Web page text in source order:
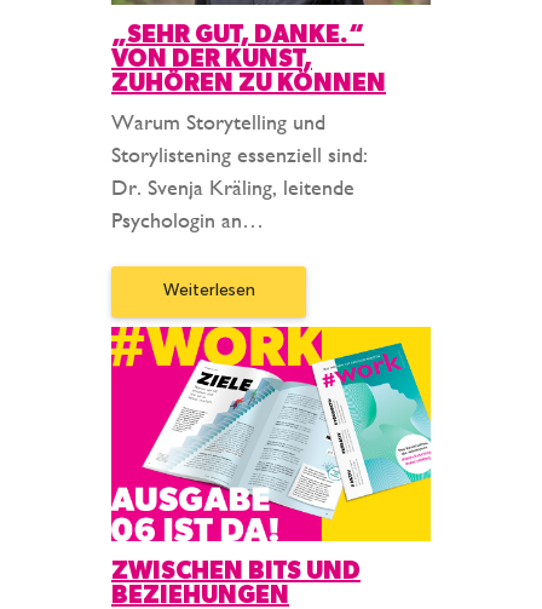
„SEHR GUT, DANKE.“
VON DER KUNST,
ZUHÖREN ZU KÖNNEN
Warum Storytelling und
Storylistening essenziell sind:
Dr. Svenja Kräling, leitende
Psychologin an…
Weiterlesen
ZWISCHEN BITS UND
BEZIEHUNGEN